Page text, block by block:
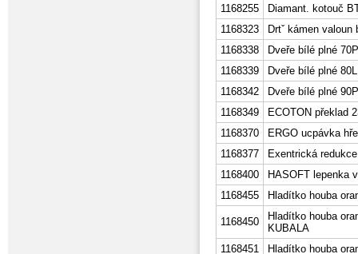
1168255
Diamant. kotouč
1168323
Drtˇ kámen
1168338
Dveře bílé plné 70P
1168339
Dveře bílé plné 80L
1168342
Dveře bílé plné 90P
1168349
ECOTON překlad
1168370
ERGO ucpávka
1168377
Exentrická
1168400
HASOFT lepenka
1168455
Hladítko houba
1168450
Hladítko houba
KUBALA
1168451
Hladítko houba